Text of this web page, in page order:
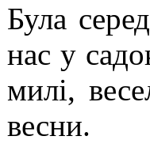
Була
нас у
милі,
весни.